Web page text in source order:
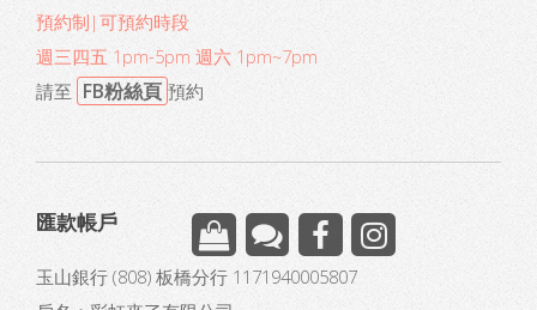
預約制|可預約時段
週三四五 1pm-5pm 週六 1pm~7pm
請至 FB粉絲頁 預約
匯款帳戶
玉山銀行 (808) 板橋分行 1171940005807